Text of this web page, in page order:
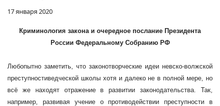
17 января 2020
Криминология закона и очередное послание Президента
России Федеральному Собранию РФ
Любопытно заметить, что законотворческие идеи невско-волжской
преступностиведческой школы хотя и далеко не в полной мере, но
всё же находят отражение в развитии законодательства. Так,
например, развивая учение о противодействии преступности в